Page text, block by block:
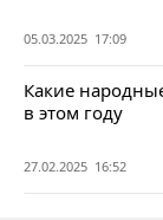
05.03.2025 17:09
Какие
в этом году
27.02.2025 16:52